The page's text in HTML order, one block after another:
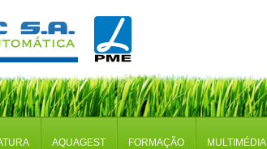
AQUAGEST FORMAÇÃO MULTIMÉDIA